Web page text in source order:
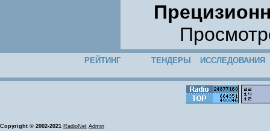
РЕЙТИНГ ТЕНДЕРЫ ИССЛЕДОВАНИЯ
Copyright © 2002-2021 RadioNet Admin